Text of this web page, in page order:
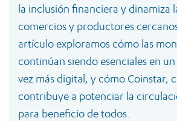
la inclusión financiera y dinamiza
comercios y productores
artículo exploramos cómo las
continúan siendo esenciales en
vez más digital, y cómo Coinstar,
contribuye a potenciar la
para beneficio de todos.